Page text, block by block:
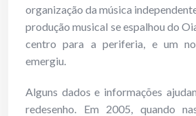
organização da música
produção musical se espalhou do
centro para a periferia, e um
emergiu.
Alguns dados e informações
redesenho. Em 2005, quando